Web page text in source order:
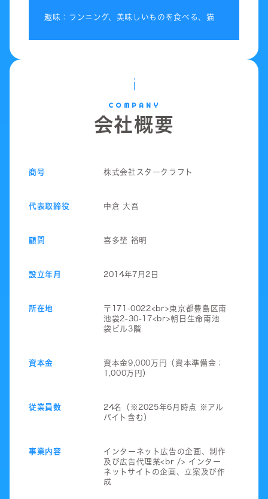
趣味：ランニング、美味しいものを食べる、猫
COMPANY
会社概要
商号 株式会社スタークラフト
代表取締役 中倉 大吾
顧問 喜多埜 裕明
設立年月 2014年7月2日
所在地
〒171-0022<br>東京都豊島区南
池袋2-30-17<br>朝日生命南池
袋ビル3階
資本金
資本金9,000万円（資本準備金：
1,000万円）
従業員数
24名（※2025年6月時点 ※アル
バイト含む）
事業内容
インターネット広告の企画、制作
及び広告代理業<br /> インター
ネットサイトの企画、立案及び作
成